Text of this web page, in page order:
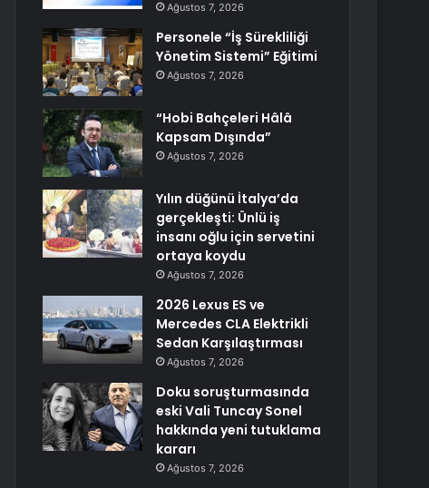
Ağustos 7, 2026
Personele “İş Sürekliliği
Yönetim Sistemi” Eğitimi
Ağustos 7, 2026
“Hobi Bahçeleri Hâlâ
Kapsam Dışında”
Ağustos 7, 2026
Yılın düğünü İtalya’da
gerçekleşti: Ünlü iş
insanı oğlu için servetini
ortaya koydu
Ağustos 7, 2026
2026 Lexus ES ve
Mercedes CLA Elektrikli
Sedan Karşılaştırması
Ağustos 7, 2026
Doku soruşturmasında
eski Vali Tuncay Sonel
hakkında yeni tutuklama
kararı
Ağustos 7, 2026